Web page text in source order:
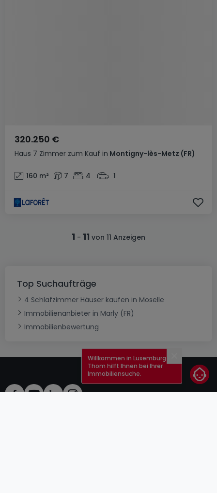
Haus 7 Zimmer zum Kauf in Montigny-lès-Metz (FR)
320.250 €
160 m² 7 4 1
1 - 11 von 11 Anzeigen
Top Suchaufträge
4 Schlafzimmer Häuser kaufen in Moselle
Immobilienanbieter in Marly (FR)
Immobilienbewertung
Schließen
Willkommen in Luxemburg!
Thom hilft Ihnen bei Ihrer
Immobiliensuche.